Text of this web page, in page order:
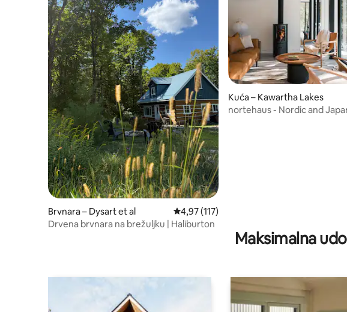
Brvnara – Dysart et al Prosječna ocjena: 4,97/5, recenzija: 117
4,97 (117)
Drvena brvnara na brežuljku | Haliburton
Kuća – Kawartha Lakes
nortehaus - Nordic and
Maksimalna